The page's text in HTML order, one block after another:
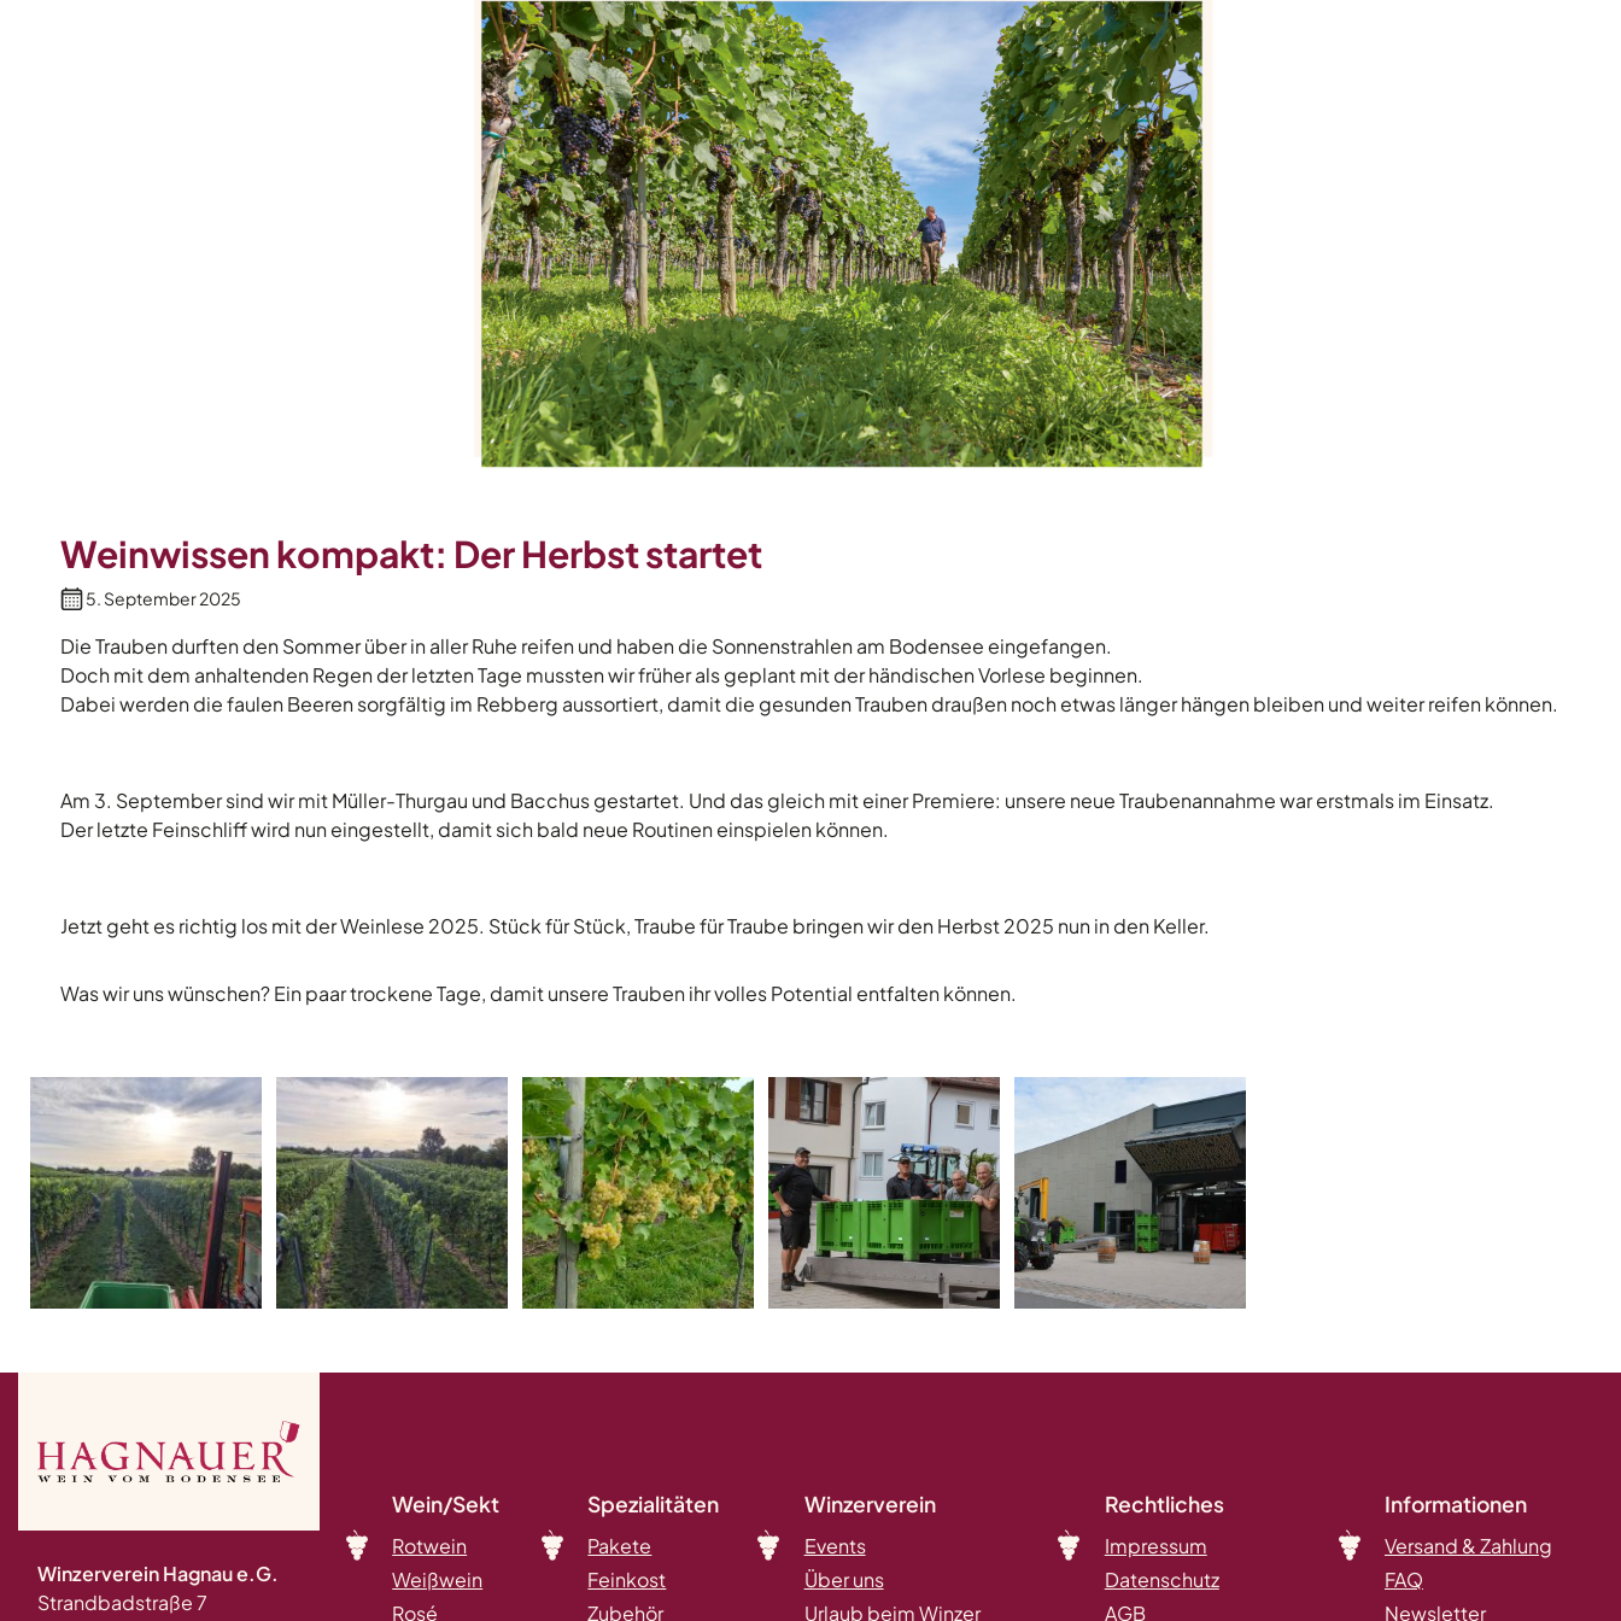
Weinwissen kompakt: Der Herbst startet
5. September 2025
Die Trauben durften den Sommer über in aller Ruhe reifen und haben die Sonnenstrahlen am Bodensee eingefangen.
Doch mit dem anhaltenden Regen der letzten Tage mussten wir früher als geplant mit der händischen Vorlese beginnen.
Dabei werden die faulen Beeren sorgfältig im Rebberg aussortiert, damit die gesunden Trauben draußen noch etwas länger hängen bleiben und weiter reifen können.
Am 3. September sind wir mit Müller-Thurgau und Bacchus gestartet. Und das gleich mit einer Premiere: unsere neue Traubenannahme war erstmals im Einsatz.
Der letzte Feinschliff wird nun eingestellt, damit sich bald neue Routinen einspielen können.
Jetzt geht es richtig los mit der Weinlese 2025. Stück für Stück, Traube für Traube bringen wir den Herbst 2025 nun in den Keller.
Was wir uns wünschen? Ein paar trockene Tage, damit unsere Trauben ihr volles Potential entfalten können.
Winzerverein Hagnau e.G.
Strandbadstraße 7
Wein/Sekt
Rotwein
Weißwein
Rosé
Spezialitäten
Pakete
Feinkost
Zubehör
Winzerverein
Events
Über uns
Urlaub beim Winzer
Rechtliches
Impressum
Datenschutz
AGB
Informationen
Versand & Zahlung
FAQ
Newsletter